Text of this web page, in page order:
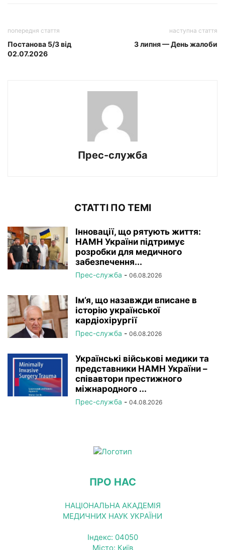
попередня стаття
Постанова 5/3 від
02.07.2026
наступна стаття
3 липня — День жалоби
Прес-служба
СТАТТІ ПО ТЕМІ
Інновації, що рятують життя:
НАМН України підтримує
розробки для медичного
забезпечення...
Прес-служба - 06.08.2026
Ім’я, що назавжди вписане в
історію української
кардіохірургії
Прес-служба - 06.08.2026
Українські військові медики та
представники НАМН України –
співавтори престижного
міжнародного ...
Прес-служба - 04.08.2026
ПРО НАС
НАЦІОНАЛЬНА АКАДЕМІЯ
МЕДИЧНИХ НАУК УКРАЇНИ
Індекс: 04050
Місто: Київ